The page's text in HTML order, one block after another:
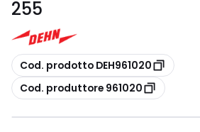
255
copia
Cod. prodotto DEH961020
copia
Cod. produttore 961020